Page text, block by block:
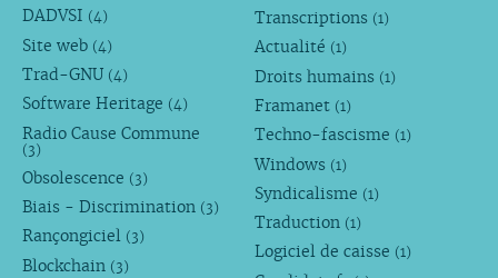
DADVSI (4)
Site web (4)
Trad-GNU (4)
Software Heritage (4)
Radio Cause Commune
(3)
Obsolescence (3)
Biais - Discrimination (3)
Rançongiciel (3)
Blockchain (3)
Transcriptions (1)
Actualité (1)
Droits humains (1)
Framanet (1)
Techno-fascisme (1)
Windows (1)
Syndicalisme (1)
Traduction (1)
Logiciel de caisse (1)